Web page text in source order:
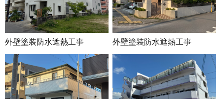
外壁塗装防水遮熱工事 外壁塗装防水遮熱工事